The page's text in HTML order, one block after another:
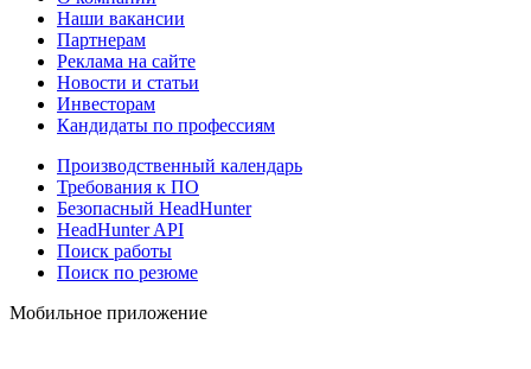
Наши вакансии
Партнерам
Реклама на сайте
Новости и статьи
Инвесторам
Кандидаты по профессиям
Производственный календарь
Требования к ПО
Безопасный HeadHunter
HeadHunter API
Поиск работы
Поиск по резюме
Мобильное приложение